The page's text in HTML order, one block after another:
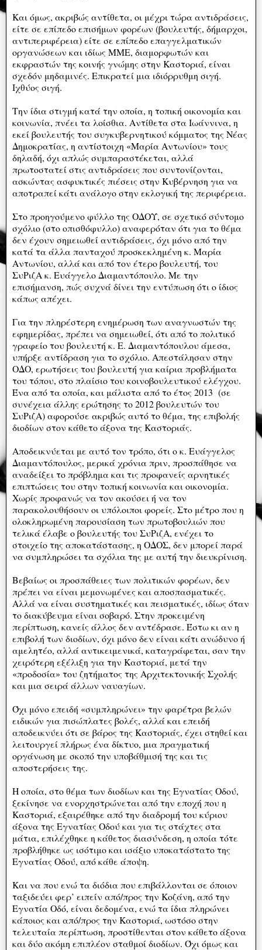
Και όμως, ακριβώς αντίθετα, οι μέχρι τώρα αντιδράσεις,
είτε σε επίπεδο επισήμων φορέων (βουλευτής, δήμαρχοι,
αντιπεριφέρεια) είτε σε επίπεδο επαγγελματικών
οργανώσεων και ιδίως ΜΜΕ, διαμορφωτών και
εκφραστών της κοινής γνώμης στην Καστοριά, είναι
σχεδόν μηδαμινές. Επικρατεί μια ιδιόρρυθμη σιγή.
Ιχθύος σιγή.
Την ίδια στιγμή κατά την οποία, η τοπική οικονομία και
κοινωνία, πνέει τα λοίσθια. Αντίθετα στα Ιωάννινα, η
εκεί βουλευτής του συγκυβερνητικού κόμματος της Νέας
Δημοκρατίας, η αντίστοιχη «Μαρία Αντωνίου» τους
δηλαδή, όχι απλώς συμπαραστέκεται, αλλά
πρωτοστατεί στις αντιδράσεις που συντονίζονται,
ασκώντας ασφυκτικές πιέσεις στην Κυβέρνηση για να
αποτραπεί κάτι ανάλογο στην εκλογική της περιφέρεια.
Στο προηγούμενο φύλλο της ΟΔΟΥ, σε σχετικό σύντομο
σχόλιο (στο οπισθόφυλλο) αναφερόταν ότι για το θέμα
δεν έχουν σημειωθεί αντιδράσεις, όχι μόνο από την
κατά τα άλλα πανταχού προσκεκλημένη κ. Μαρία
Αντωνίου, αλλά και από τον έτερο βουλευτή, του
ΣυΡιζΑ κ. Ευάγγελο Διαμαντόπουλο. Με την
επισήμανση, πώς συχνά δίνει την εντύπωση ότι ο ίδιος
κάπως απέχει.
Για την πληρέστερη ενημέρωση των αναγνωστών της
εφημερίδας, πρέπει να σημειωθεί, ότι από το πολιτικό
γραφείο του βουλευτή κ. Ε. Διαμαντόπουλου άμεσα,
υπήρξε αντίδραση για το σχόλιο. Απεστάλησαν στην
ΟΔΟ, ερωτήσεις του βουλευτή για καίρια προβλήματα
του τόπου, στο πλαίσιο του κοινοβουλευτικού ελέγχου.
Ένα από τα οποία, και μάλιστα από το έτος 2013 (σε
συνέχεια άλλης ερώτησης το 2012 βουλευτών του
ΣυΡιζΑ) αφορούσε ακριβώς αυτό το θέμα, της επιβολής
διοδίων στον κάθετο άξονα της Καστοριάς.
Αποδεικνύεται με αυτό τον τρόπο, ότι ο κ. Ευάγγελος
Διαμαντόπουλος, μερικά χρόνια πριν, προσπάθησε να
αναδείξει το πρόβλημα και τις προφανείς αρνητικές
επιπτώσεις του στην τοπική κοινωνία και οικονομία.
Χωρίς προφανώς να τον ακούσει ή να τον
παρακολουθήσουν οι υπόλοιποι φορείς. Στο μέτρο που η
ολοκληρωμένη παρουσίαση των πρωτοβουλιών που
τελικά έλαβε ο βουλευτής του ΣυΡιζΑ, ενέχει το
στοιχείο της αποκατάστασης, η ΟΔΟΣ, δεν μπορεί παρά
να συμπληρώσει τα σχόλια της με αυτή την διευκρίνιση.
Βεβαίως οι προσπάθειες των πολιτικών φορέων, δεν
πρέπει να είναι μεμονωμένες και αποσπασματικές.
Αλλά να είναι συστηματικές και πεισματικές, ιδίως όταν
το διακύβευμα είναι σοβαρό. Στην προκειμένη
περίπτωση, κανείς άλλος δεν αντέδρασε. Έστω κι αν η
επιβολή των διοδίων, όχι μόνο δεν είναι κάτι ανώδυνο ή
αμελητέο, αλλά αντικειμενικά, καταγράφεται, σαν την
χειρότερη εξέλιξη για την Καστοριά, μετά την
«προδοσία» του ζητήματος της Αρχιτεκτονικής Σχολής
και μια σειρά άλλων ναυαγίων.
Όχι μόνο επειδή «συμπληρώνει» την φαρέτρα βελών
ειδικών για πισώπλατες βολές, αλλά και επειδή
αποδεικνύει ότι σε βάρος της Καστοριάς, έχει στηθεί και
λειτουργεί πλήρως ένα δίκτυο, μια πραγματική
οργάνωση με σκοπό την υποβάθμισή της και τις
αποστερήσεις της.
Η οποία, στο θέμα των διοδίων και της Εγνατίας Οδού,
ξεκίνησε να ενορχηστρώνεται από την εποχή που η
Καστοριά, εξαιρέθηκε από την διαδρομή του κύριου
άξονα της Εγνατίας Οδού και για τις στάχτες στα
μάτια, επιλέχθηκε η κάθετος διασύνδεση, η οποία τότε
προβλήθηκε ως ισότιμο και ισάξιο υποκατάστατο της
Εγνατίας Οδού, από κάθε άποψη.
Και να που ενώ τα διόδια που επιβάλλονται σε όποιον
ταξιδεύει φερ’ ειπείν από/προς την Κοζάνη, από την
Εγνατία Οδό, είναι δεδομένα, ενώ τα ίδια πληρώνει
κάποιος και από/προς την Καστοριά, ωστόσο στην
τελευταία περίπτωση, προστίθενται στον κάθετο άξονα
και δύο ακόμη επιπλέον σταθμοί διοδίων. Όχι όμως και